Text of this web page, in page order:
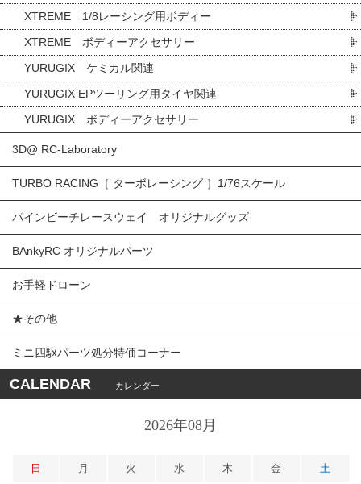
XTREME 1/8レーシング用ボディー
XTREME ボディーアクセサリー
YURUGIX ケミカル関連
YURUGIX EPツーリング用タイヤ関連
YURUGIX ボディーアクセサリー
3D@ RC-Laboratory
TURBO RACING［ ターボレーシング ］1/76スケール
パインビーチレースウェイ オリジナルグッズ
BAnkyRC オリジナルパーツ
お手軽ドローン
★その他
ミニ四駆パーツ処分特価コーナー
CALENDAR カレンダー
2026年08月
日 月 火 水 木 金 土